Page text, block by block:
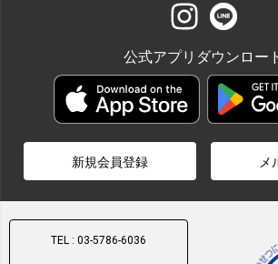
公式アプリダウンロー
新規会員登録 メ
TEL : 03-5786-6036